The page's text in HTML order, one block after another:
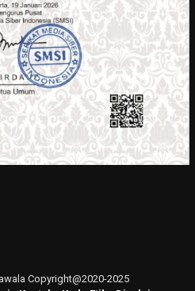
Copyright@2020-2025